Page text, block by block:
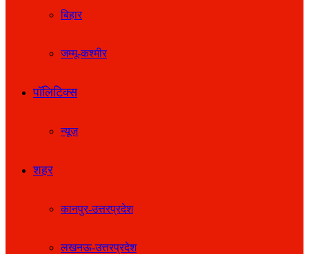
बिहार
जम्मू-कश्मीर
पॉलिटिक्स
न्यूज़
शहर
कानपुर-उत्तरप्रदेश
लखनऊ-उत्तरप्रदेश